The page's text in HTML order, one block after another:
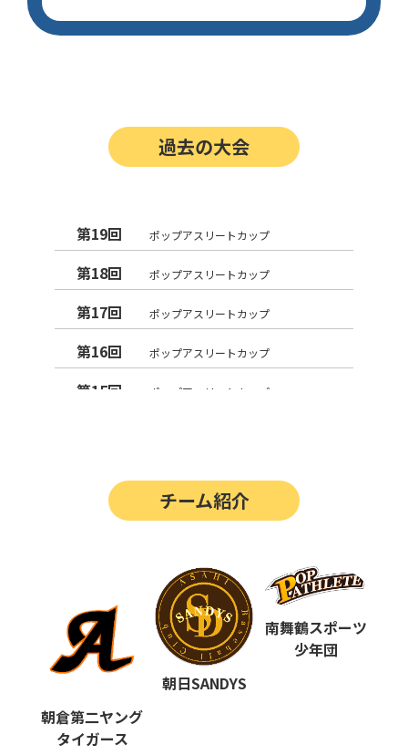
過去の大会
第19回 ポップアスリートカップ
第18回 ポップアスリートカップ
第17回 ポップアスリートカップ
第16回 ポップアスリートカップ
第15回 ポップアスリートカップ
第12回 決勝戦の動画はこちらから
ポップアスリートカップ
第10回 ポップアスリートカップ
第9回 ポップアスリートカップ
第7回
チーム紹介
朝倉第二ヤング
タイガース
朝日SANDYS
南舞鶴スポーツ
少年団